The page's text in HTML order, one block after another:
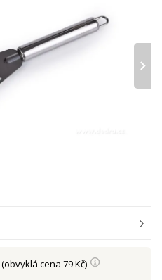
›
(obvyklá cena 79 Kč)